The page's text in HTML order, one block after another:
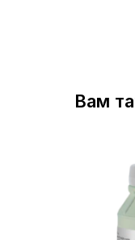
Вам